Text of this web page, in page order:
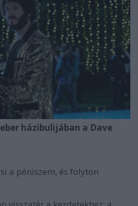
házibulijában a Dave
a péniszem, és folyton